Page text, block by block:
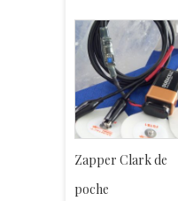
Zapper Clark de
poche